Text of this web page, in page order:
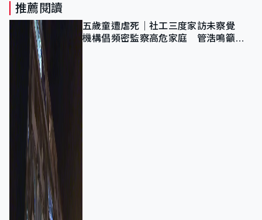
推薦閱讀
五歲童遭虐死｜社工三度家訪未察覺
機構倡頻密監察高危家庭 管浩鳴籲加